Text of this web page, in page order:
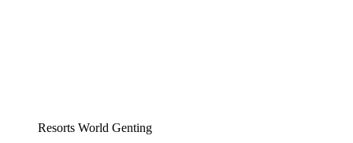
Resorts World Genting